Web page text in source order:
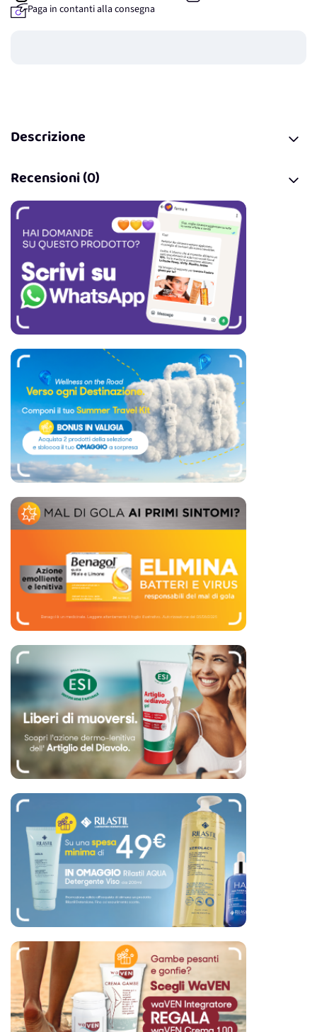
Paga in contanti alla consegna
Descrizione
Recensioni (0)